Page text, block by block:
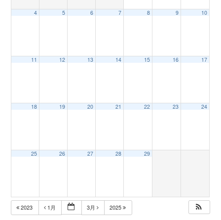
4 5 6 7 8 9 10
11 12 13 14 15 16 17
18 19 20 21 22 23 24
25 26 27 28 29
2023 1月 3月 2025